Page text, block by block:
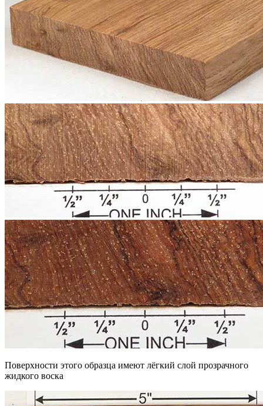
Поверхности этого образца имеют лёгкий слой прозрачного
жидкого воска